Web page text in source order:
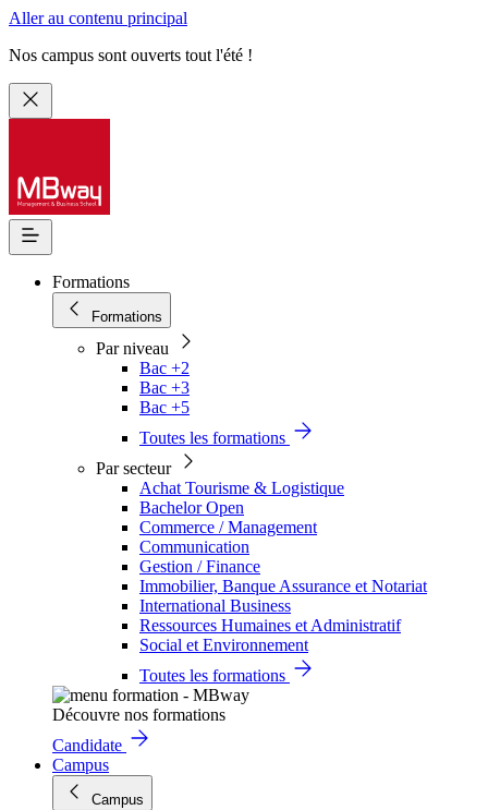
Aller au contenu principal
Nos campus sont ouverts tout l'été !
Formations
Formations
Par niveau
Bac +2
Bac +3
Bac +5
Toutes les formations
Par secteur
Achat Tourisme & Logistique
Bachelor Open
Commerce / Management
Communication
Gestion / Finance
Immobilier, Banque Assurance et Notariat
International Business
Ressources Humaines et Administratif
Social et Environnement
Toutes les formations
Découvre nos formations
Candidate
Campus
Campus